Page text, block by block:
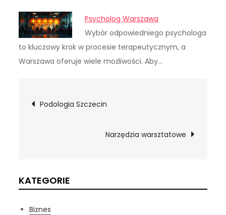
Psycholog Warszawa
Wybór odpowiedniego psychologa
to kluczowy krok w procesie terapeutycznym, a
Warszawa oferuje wiele możliwości. Aby…
Nawigacja
Podologia Szczecin
Narzędzia warsztatowe
KATEGORIE
Biznes